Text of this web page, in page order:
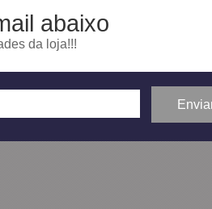
abaixo
da loja!!!